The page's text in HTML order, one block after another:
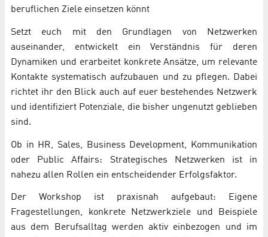
beruflichen Ziele einsetzen könnt
Setzt euch mit den Grundlagen von Netzwerken
auseinander, entwickelt ein Verständnis für deren
Dynamiken und erarbeitet konkrete Ansätze, um relevante
Kontakte systematisch aufzubauen und zu pflegen. Dabei
richtet ihr den Blick auch auf euer bestehendes Netzwerk
und identifiziert Potenziale, die bisher ungenutzt geblieben
sind.
Ob in HR, Sales, Business Development, Kommunikation
oder Public Affairs: Strategisches Netzwerken ist in
nahezu allen Rollen ein entscheidender Erfolgsfaktor.
Der Workshop ist praxisnah aufgebaut: Eigene
Fragestellungen, konkrete Netzwerkziele und Beispiele
aus dem Berufsalltag werden aktiv einbezogen und im